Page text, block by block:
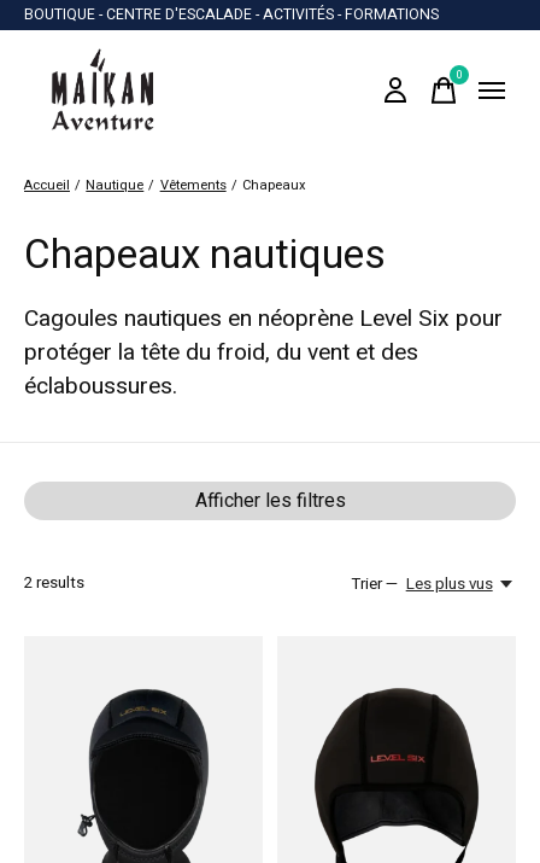
BOUTIQUE - CENTRE D'ESCALADE - ACTIVITÉS - FORMATIONS
0items
Accueil / Nautique / Vêtements / Chapeaux
Chapeaux nautiques
Cagoules nautiques en néoprène Level Six pour
protéger la tête du froid, du vent et des
éclaboussures.
Afficher les filtres
2results Trier — Les plus vus